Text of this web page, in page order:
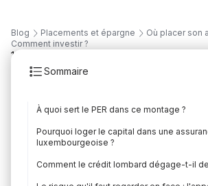
Blog Placements et épargne
Où placer son
Comment investir ?
Sommaire
À quoi sert le PER dans ce montage ?
Pourquoi loger le capital dans une
luxembourgeoise ?
Comment le crédit lombard dégage-t-il
12
assurance-vie
luxembourgeoise
crédit lombard :